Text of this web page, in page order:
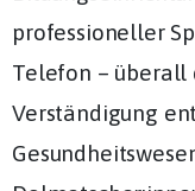
professioneller
Telefon – überall
Verständigung